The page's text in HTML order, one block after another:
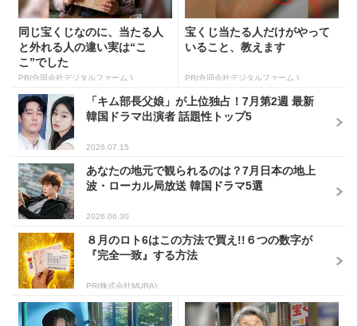
同じ宝くじなのに、当たる人
と外れる人の違い実は“こ
こ”でした
PR(合同会社デジタルファーム )
宝くじ当たる人だけがやって
いること、教えます
PR(合同会社デジタルファーム )
「キム部長父娘」が上位独占！7月第2週 最新
韓国ドラマ出演者 話題性トップ5
2026.07.15
あなたの地元で観られるのは？7月日本の地上
波・ローカル局放送 韓国ドラマ5選
2026.06.30
８月のロト6はこの方法で買え!!６つの数字が
『完全一致』する方法
PR(株式会社MURA)